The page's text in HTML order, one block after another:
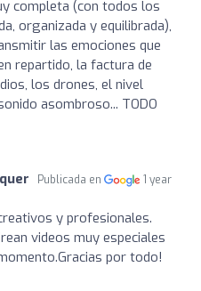
completa (con todos los
organizada y equilibrada),
las emociones que
repartido, la factura de
los drones, el nivel
asombroso... TODO
Publicada en
1 year
y profesionales.
videos muy especiales
por todo!